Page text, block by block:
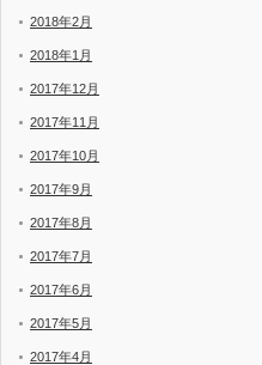
2018年2月
2018年1月
2017年12月
2017年11月
2017年10月
2017年9月
2017年8月
2017年7月
2017年6月
2017年5月
2017年4月